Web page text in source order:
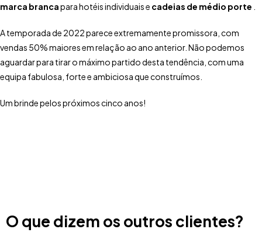
marca brancapara hotéis individuais e cadeias de médio porte
A temporada de 2022 parece extremamente promissora, com
vendas 50% maiores em relação ao ano anterior. Não podemos
aguardar para tirar o máximo partido desta tendência, com uma
equipa fabulosa, forte e ambiciosa que construímos.
Um brinde pelos próximos cinco anos!
O que dizem os outros clientes?